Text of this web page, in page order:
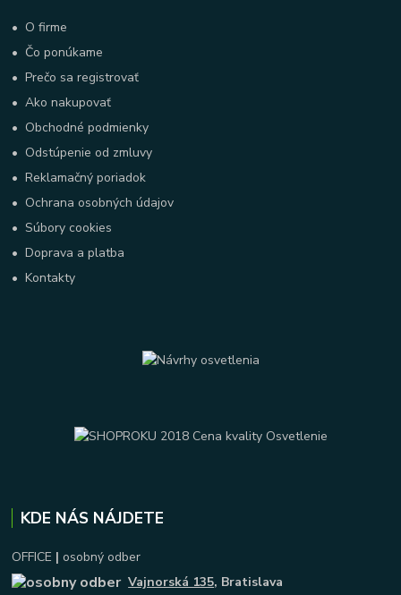
• O firme
• Čo ponúkame
•Prečo sa registrovať
•Ako nakupovať
• Obchodné podmienky
• Odstúpenie od zmluvy
•Reklamačný poriadok
• Ochrana osobných údajov
•Súbory cookies
•Doprava a platba
•Kontakty
KDE NÁS NÁJDETE
OFFICE | osobný odber
Vajnorská 135, Bratislava